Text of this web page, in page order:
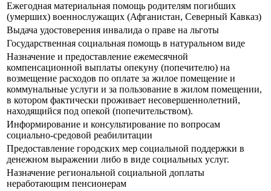
Ежегодная материальная помощь родителям погибших
(умерших) военнослужащих (Афганистан, Северный Кавказ)
Выдача удостоверения инвалида о праве на льготы
Государственная социальная помощь в натуральном виде
Назначение и предоставление ежемесячной
компенсационной выплаты опекуну (попечителю) на
возмещение расходов по оплате за жилое помещение и
коммунальные услуги и за пользование в жилом помещении,
в котором фактически проживает несовершеннолетний,
находящийся под опекой (попечительством).
Информирование и консультирование по вопросам
социально-средовой реабилитации
Предоставление городских мер социальной поддержки в
денежном выражении либо в виде социальных услуг.
Назначение региональной социальной доплаты
неработающим пенсионерам